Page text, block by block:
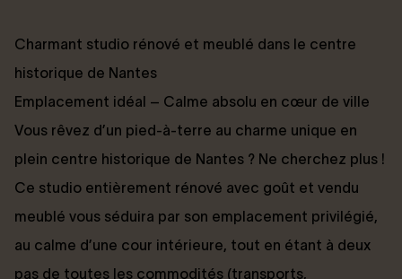
Charmant studio rénové et meublé dans le centre
historique de Nantes
Emplacement idéal – Calme absolu en cœur de ville
Vous rêvez d’un pied-à-terre au charme unique en
plein centre historique de Nantes ? Ne cherchez plus !
Ce studio entièrement rénové avec goût et vendu
meublé vous séduira par son emplacement privilégié,
au calme d’une cour intérieure, tout en étant à deux
pas de toutes les commodités (transports,